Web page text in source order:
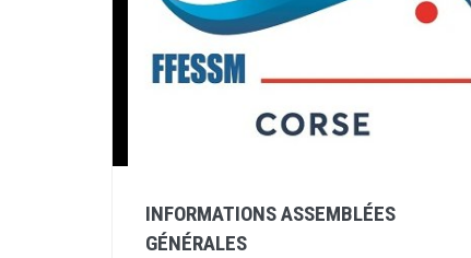
INFORMATIONS ASSEMBLÉES
GÉNÉRALES